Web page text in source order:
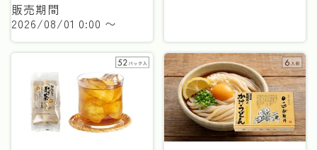
販売期間
2026/08/01 0:00 〜